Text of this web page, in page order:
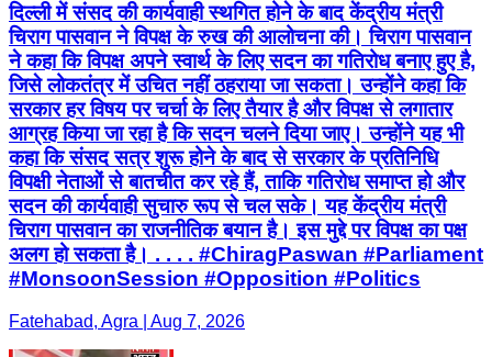
दिल्ली में संसद की कार्यवाही स्थगित होने के बाद केंद्रीय मंत्री
चिराग पासवान ने विपक्ष के रुख की आलोचना की। चिराग पासवान
ने कहा कि विपक्ष अपने स्वार्थ के लिए सदन का गतिरोध बनाए हुए है,
जिसे लोकतंत्र में उचित नहीं ठहराया जा सकता। उन्होंने कहा कि
सरकार हर विषय पर चर्चा के लिए तैयार है और विपक्ष से लगातार
आग्रह किया जा रहा है कि सदन चलने दिया जाए। उन्होंने यह भी
कहा कि संसद सत्र शुरू होने के बाद से सरकार के प्रतिनिधि
विपक्षी नेताओं से बातचीत कर रहे हैं, ताकि गतिरोध समाप्त हो और
सदन की कार्यवाही सुचारु रूप से चल सके। यह केंद्रीय मंत्री
चिराग पासवान का राजनीतिक बयान है। इस मुद्दे पर विपक्ष का पक्ष
अलग हो सकता है। . . . . #ChiragPaswan #Parliament
#MonsoonSession #Opposition #Politics
Fatehabad, Agra | Aug 7, 2026